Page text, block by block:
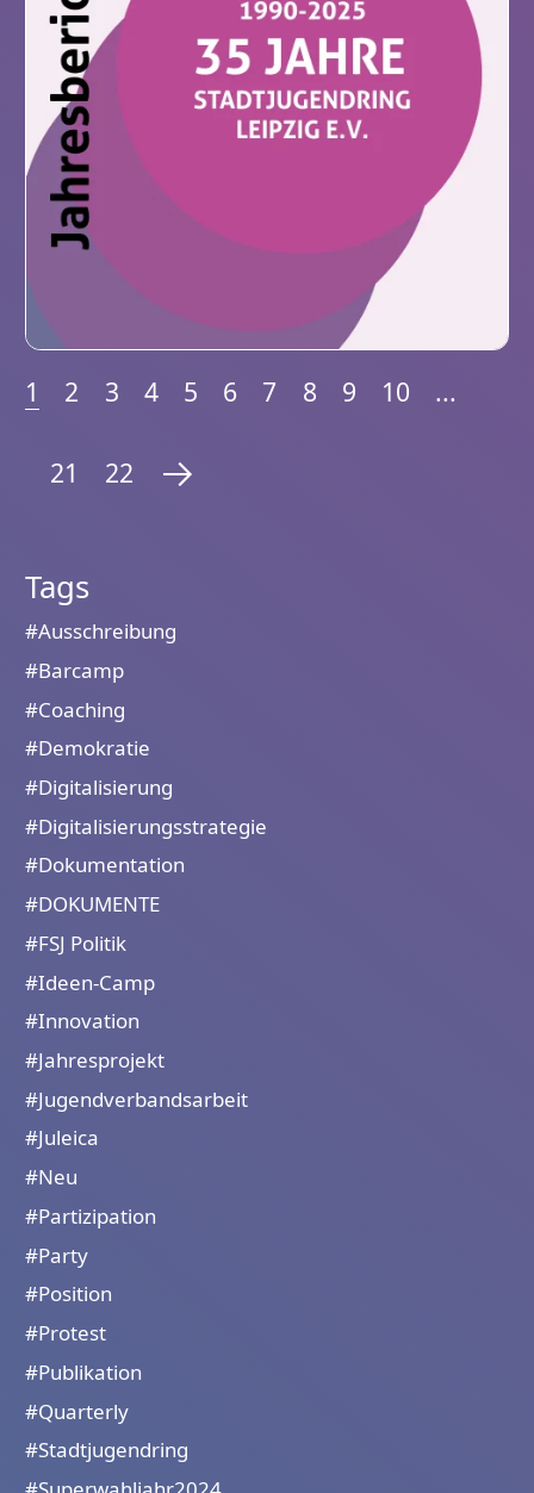
1 2 3 4 5 6 7 8 9 10 ...
21 22
Tags
#Ausschreibung
#Barcamp
#Coaching
#Demokratie
#Digitalisierung
#Digitalisierungsstrategie
#Dokumentation
#DOKUMENTE
#FSJ Politik
#Ideen-Camp
#Innovation
#Jahresprojekt
#Jugendverbandsarbeit
#Juleica
#Neu
#Partizipation
#Party
#Position
#Protest
#Publikation
#Quarterly
#Stadtjugendring